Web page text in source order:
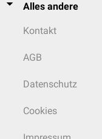
Alles andere
Kontakt
AGB
Datenschutz
Cookies